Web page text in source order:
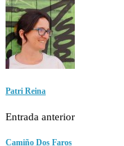
Patri Reina
Entrada anterior
Camiño Dos Faros